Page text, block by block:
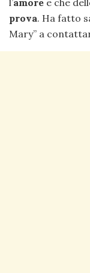
prova. Ha fatto
Mary” a